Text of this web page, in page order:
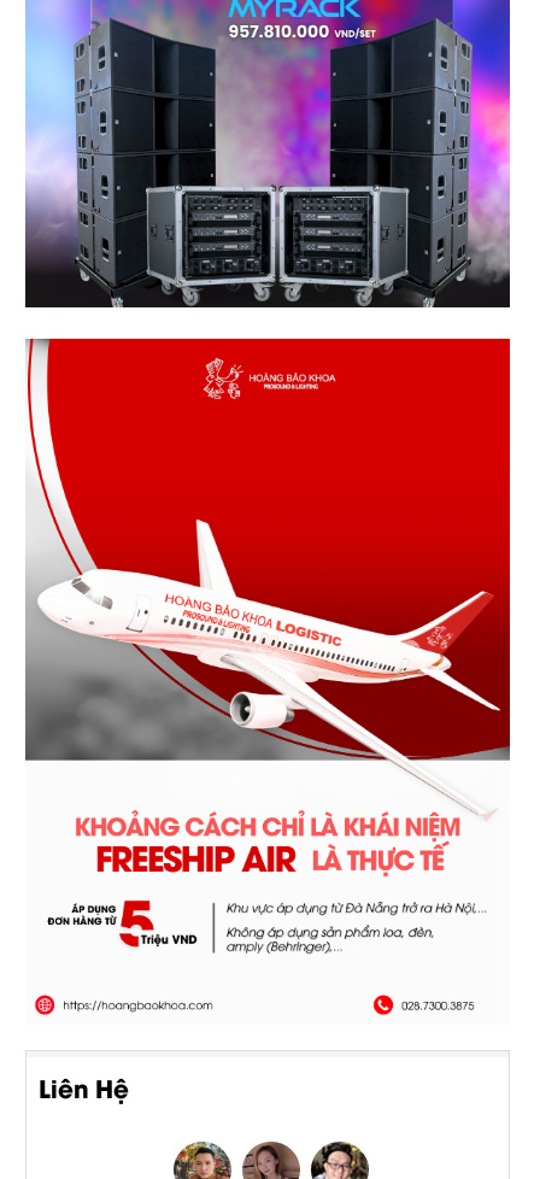
Liên Hệ